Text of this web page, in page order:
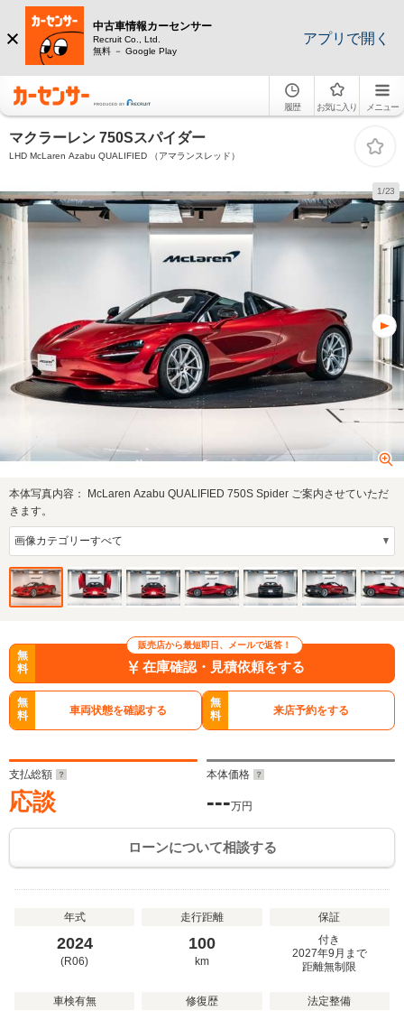
中古車情報カーセンサー
Recruit Co., Ltd.
無料 － Google Play
アプリで開く
履歴 お気に入り メニュー
マクラーレン 750Sスパイダー
LHD McLaren Azabu QUALIFIED （アマランスレッド）
1/23
本体写真内容：
McLaren Azabu QUALIFIED 750S Spider ご案内させていただ
きます。
販売店から最短即日、メールで返答！
無
料
在庫確認・見積依頼をする
無
料
車両状態を確認する
無
料
来店予約をする
支払総額
応談
本体価格
---万円
ローンについて相談する
年式
2024
(R06)
走行距離
100
km
保証
付き
2027年9月まで
距離無制限
車検有無
修復歴
法定整備